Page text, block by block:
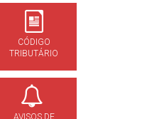
CÓDIGO
TRIBUTÁRIO
AVISOS DE